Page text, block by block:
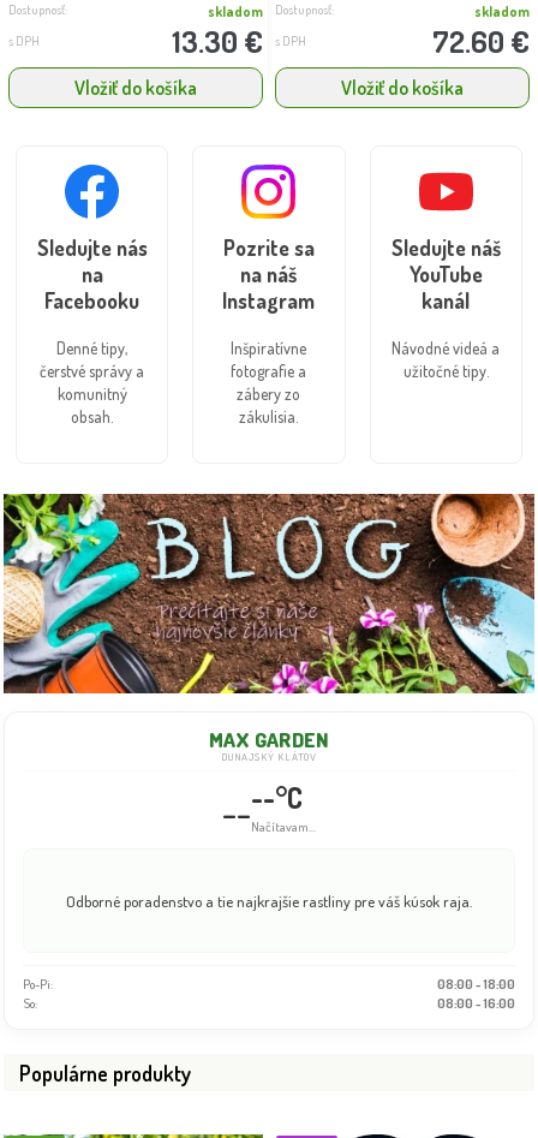
MAX GARDEN
DUNAJSKÝ KLÁTOV
--°C
Info dočasne nedostupné
Odborné poradenstvo a tie najkrajšie rastliny pre váš kúsok raja.
Po-Pi:
08:00 - 18:00
So:
08:00 - 16:00
Populárne produkty
Dostupnosť: skladom
s DPH 13.30 €
Vložiť do košíka
Dostupnosť: skladom
s DPH 72.60 €
Vložiť do košíka
Sledujte nás
na
Facebooku
Denné tipy,
čerstvé správy a
komunitný
obsah.
Pozrite sa
na náš
Instagram
Inšpiratívne
fotografie a
zábery zo
zákulisia.
Sledujte náš
YouTube
kanál
Návodné videá a
užitočné tipy.